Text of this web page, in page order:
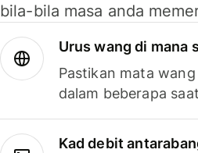
bila-bila masa anda
Urus wang di mana
Pastikan mata
dalam beberapa
Kad debit